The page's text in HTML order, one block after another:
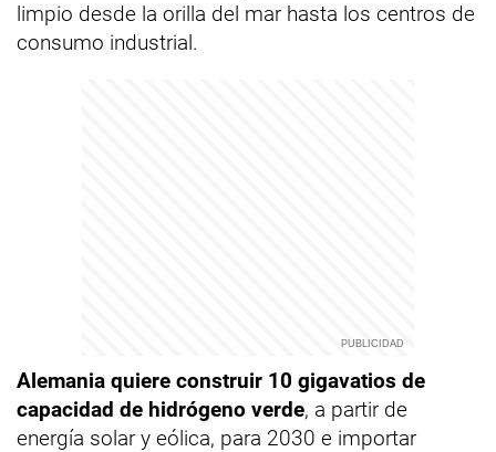
limpio desde la orilla del mar hasta los centros de
consumo industrial.
Alemania quiere construir 10 gigavatios de
capacidad de hidrógeno verde, a partir de
energía solar y eólica, para 2030 e importar